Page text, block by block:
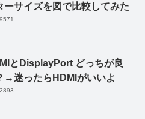
ーサイズを図で比較してみた
とDisplayPort どっちが良
→迷ったらHDMIがいいよ